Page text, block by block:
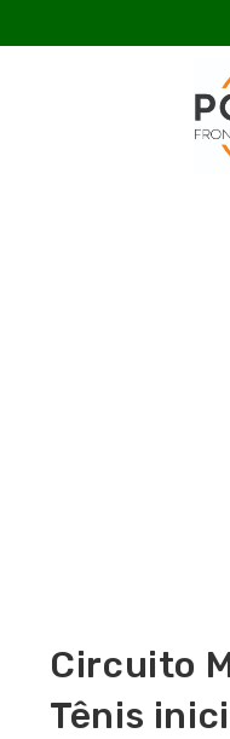
Circuito
Tênis